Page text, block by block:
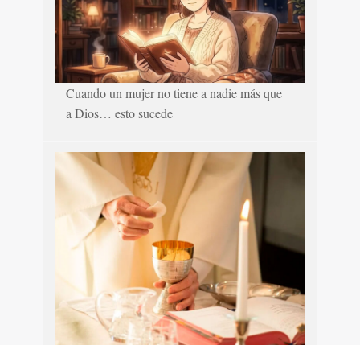
Cuando un mujer no tiene a nadie más que
a Dios… esto sucede